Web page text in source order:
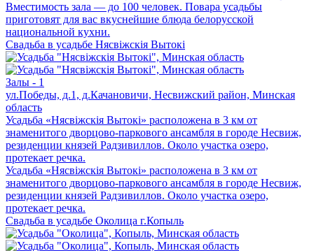
Вместимость зала — до 100 человек. Повара усадьбы
приготовят для вас вкуснейшие блюда белорусской
национальной кухни.
Свадьба в усадьбе Нясвiжскiя Вытокi
Залы - 1
ул.Победы, д.1, д.Качановичи, Несвижский район, Минская
область
Усадьба «Нясвiжскiя Вытокi» расположена в 3 км от
знаменитого дворцово-паркового ансамбля в городе Несвиж,
резиденции князей Радзивиллов. Около участка озеро,
протекает речка.
Усадьба «Нясвiжскiя Вытокi» расположена в 3 км от
знаменитого дворцово-паркового ансамбля в городе Несвиж,
резиденции князей Радзивиллов. Около участка озеро,
протекает речка.
Свадьба в усадьбе Околица г.Копыль